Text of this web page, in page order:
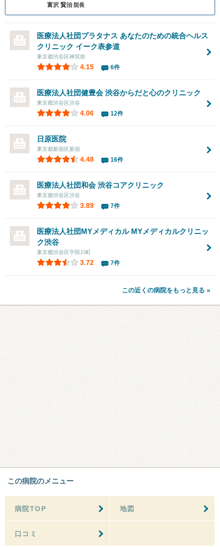
富沢 賢治 院長
医療法人社団プラタナス あなたのための統合ヘルス
クリニック イーク表参道
東京都渋谷区神宮前
4.15 6件
医療法人社団健豊会渋谷からだと心のクリニック
東京都渋谷区渋谷
4.06 12件
日原医院
東京都新宿区新宿
4.48 16件
医療法人社団和会渋谷コアクリニック
東京都渋谷区渋谷
3.89 7件
医療法人社団MYメディカル MYメディカルクリニッ
ク渋谷
東京都渋谷区宇田川町
3.72 7件
この近くの病院をもっと見る »
この病院のメニュー
病院TOP 地図
口コミ